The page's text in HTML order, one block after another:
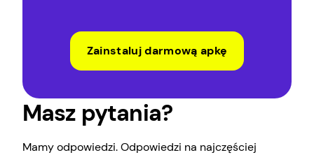
Zainstaluj darmową apkę
Masz pytania?
Mamy odpowiedzi. Odpowiedzi na najczęściej